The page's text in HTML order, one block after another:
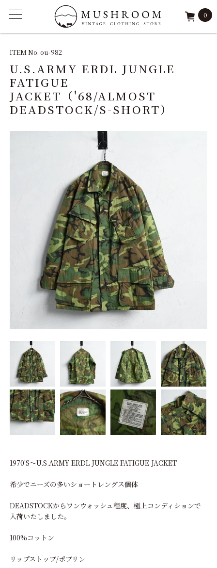
FEATURE
ARCHIVE
SOLD
MY ACCOUNT
0
ITEM No. ou-982
U.S.ARMY ERDL JUNGLE
FATIGUE
JACKET（'68/ALMOST
DEADSTOCK/S-SHORT）
1970'S～U.S.ARMY ERDL JUNGLE FATIGUE JACKET
希少でニーズの多いショートレングス個体
DEADSTOCKからワンウォッシュ程度、極上コンディションで
入荷いたしました。
100%コットン
リップストップ/ポプリン